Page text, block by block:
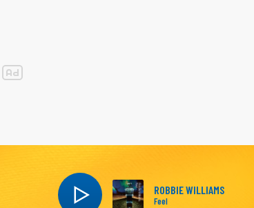
ROBBIE WILLIAMS
Feel